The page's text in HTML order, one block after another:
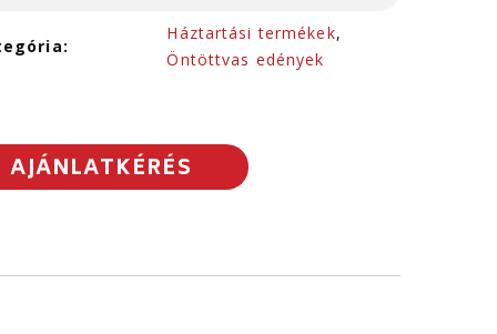
Háztartási termékek,
Öntöttvas edények
AJÁNLATKÉRÉS